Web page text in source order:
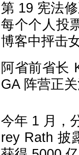
第 19 宪法
每个个人投
博客中抨击
阿省前省长
GA 阵营正
今年 1 月，
rey Rath 披